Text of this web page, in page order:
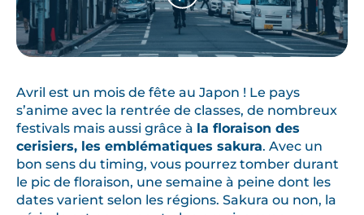
Avril est un mois de fête au Japon ! Le pays
s’anime avec la rentrée de classes, de nombreux
festivals mais aussi grâce à la floraison des
cerisiers, les emblématiques sakura. Avec un
bon sens du timing, vous pourrez tomber durant
le pic de floraison, une semaine à peine dont les
dates varient selon les régions. Sakura ou non, la